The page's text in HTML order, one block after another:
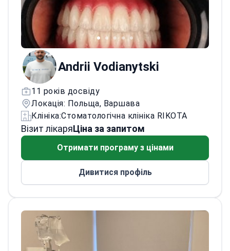
англійською.
Andrii Vodianytski
11 років досвіду
Локація: Польща, Варшава
Клініка:Стоматологічна клініка RIKOTA
Візит лікаряЦіна за запитом
Отримати програму з цінами
Дивитися профіль